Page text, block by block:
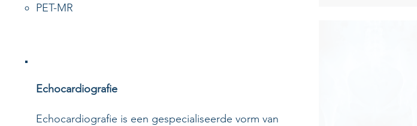
PET-MR
Echocardiografie
​Echocardiografie is een gespecialiseerde vorm van